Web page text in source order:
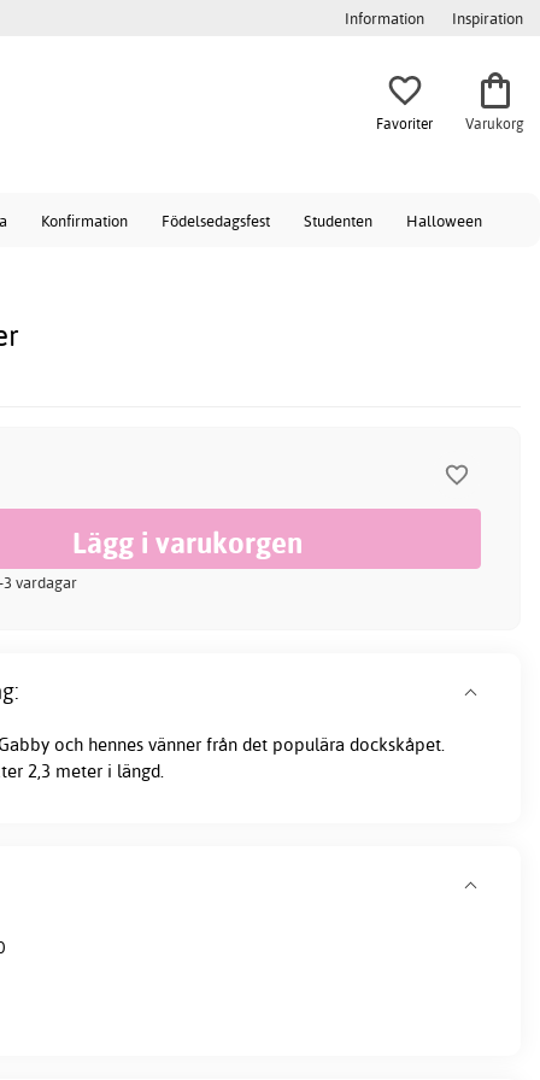
Information Inspiration
Favoriter Varukorg
Konfirmation Födelsedagsfest Studenten Halloween
3 vardagar
och hennes vänner från det populära dockskåpet.
2,3 meter i längd.